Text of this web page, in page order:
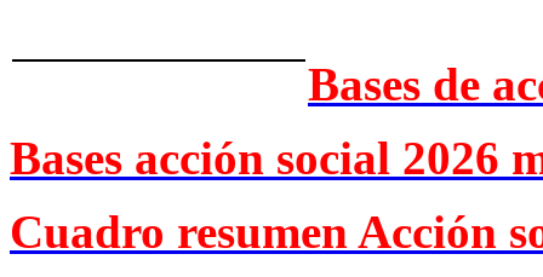
Bases de
Bases acción social 2026
Cuadro resumen Acción